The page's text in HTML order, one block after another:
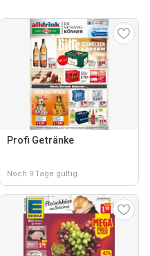
Profi Getränke
Noch 9 Tage gültig